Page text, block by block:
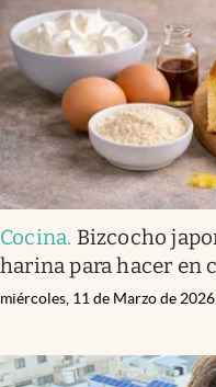
Cocina. Bizcocho
harina para hacer en
miércoles, 11 de Marzo de 2026